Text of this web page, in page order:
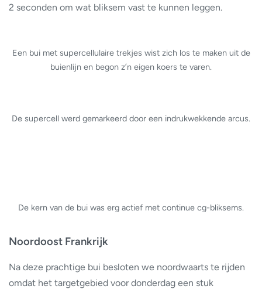
2 seconden om wat bliksem vast te kunnen leggen.
Een bui met supercellulaire trekjes wist zich los te maken uit de
buienlijn en begon z’n eigen koers te varen.
De supercell werd gemarkeerd door een indrukwekkende arcus.
De kern van de bui was erg actief met continue cg-bliksems.
Noordoost Frankrijk
Na deze prachtige bui besloten we noordwaarts te rijden
omdat het targetgebied voor donderdag een stuk